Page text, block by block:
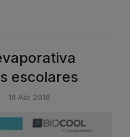
escolares
16 Abr 2018